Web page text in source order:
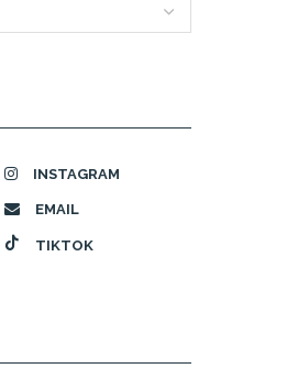
INSTAGRAM
EMAIL
TIKTOK